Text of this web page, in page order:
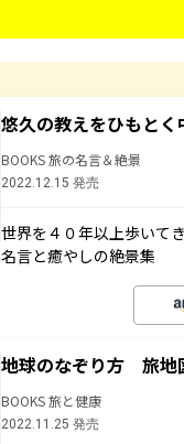
悠久の教えをひもと
BOOKS 旅の名言＆絶景
2022.12.15 発売
世界を４０年以上歩いて
名言と癒やしの絶景集
地球のなぞり方 旅
BOOKS 旅と健康
2022.11.25 発売